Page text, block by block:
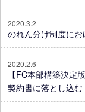
2020.3.2
のれん分け制度に
2020.2.6
【FC本部構築決定
契約書に落とし込む